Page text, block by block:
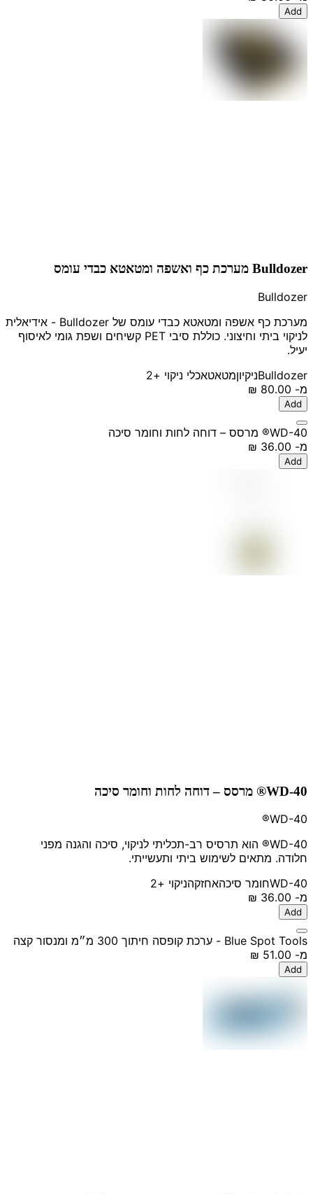
Add
Bulldozer מערכת כף ואשפה ומטאטא כבדי עומס
Bulldozer
מערכת כף אשפה ומטאטא כבדי עומס של Bulldozer - אידיאלית
לניקוי ביתי וחיצוני. כוללת סיבי PET קשיחים ושפת גומי לאיסוף
יעיל.
Bulldozerניקיוןמטאטאכלי ניקוי +2
מ-
Add
WD-40® מרסס – דוחה לחות וחומר סיכה
מ-
Add
WD-40® מרסס – דוחה לחות וחומר סיכה
WD-40®
WD-40® הוא תרסיס רב-תכליתי לניקוי, סיכה והגנה מפני
חלודה. מתאים לשימוש ביתי ותעשייתי.
WD-40חומר סיכהאחזקהניקוי +2
מ-
Add
Blue Spot Tools - ערכת קופסה חיתוך 300 מ״מ ומנסור קצה
מ-
Add